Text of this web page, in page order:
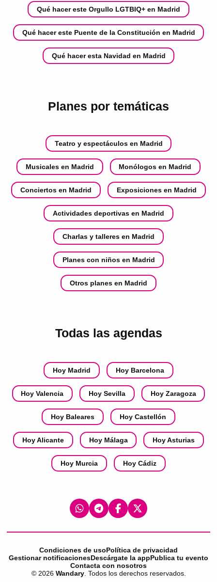
Qué hacer este Orgullo LGTBIQ+ en Madrid
Qué hacer este Puente de la Constitución en Madrid
Qué hacer esta Navidad en Madrid
Planes por temáticas
Teatro y espectáculos en Madrid
Musicales en Madrid Monólogos en Madrid
Conciertos en Madrid Exposiciones en Madrid
Actividades deportivas en Madrid
Charlas y talleres en Madrid
Planes con niños en Madrid
Otros planes en Madrid
Todas las agendas
Hoy Madrid Hoy Barcelona
Hoy Valencia Hoy Sevilla Hoy Zaragoza
Hoy Baleares Hoy Castellón
Hoy Alicante Hoy Málaga Hoy Asturias
Hoy Murcia Hoy Cádiz
Condiciones de usoPolítica de privacidad
Gestionar notificacionesDescárgate la appPublica tu evento
Contacta con nosotros
© 2026 Wandary. Todos los derechos reservados.